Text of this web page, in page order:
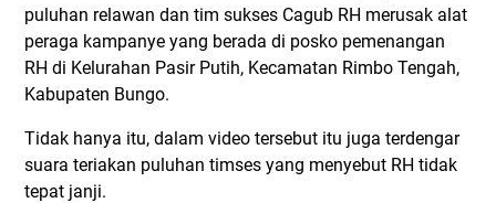
puluhan relawan dan tim sukses Cagub RH merusak alat
peraga kampanye yang berada di posko pemenangan
RH di Kelurahan Pasir Putih, Kecamatan Rimbo Tengah,
Kabupaten Bungo.
Tidak hanya itu, dalam video tersebut itu juga terdengar
suara teriakan puluhan timses yang menyebut RH tidak
tepat janji.